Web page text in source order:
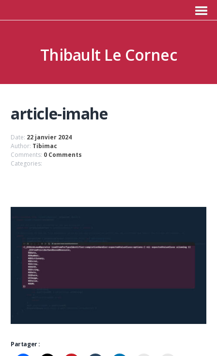
Thibault Le Cornec
article-imahe
Date: 22 janvier 2024
Author: Tibimac
Comments: 0 Comments
Categories:
Partager :